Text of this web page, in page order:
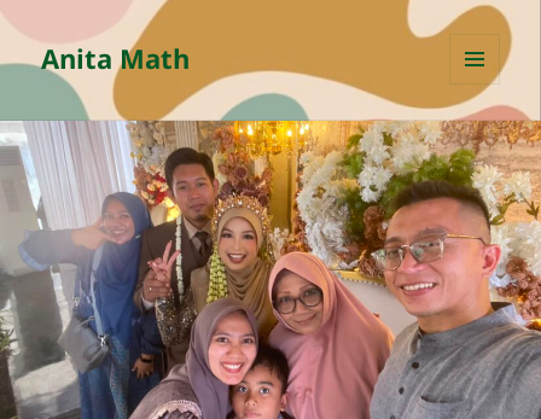
Anita Math
MENU
AND
WIDGETS